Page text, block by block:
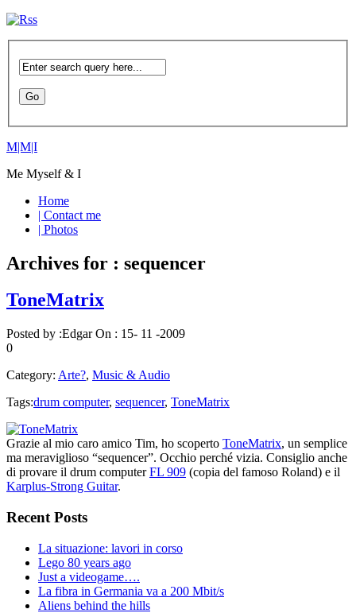
M|M|I
Me Myself & I
Home
| Contact me
| Photos
Archives for : sequencer
ToneMatrix
Posted by :EdgarOn : 15- 11 -2009
0
Category: Arte?, Music & Audio
Tags:drum computer, sequencer, ToneMatrix
Grazie al mio caro amico Tim, ho scoperto ToneMatrix, un semplice
ma meraviglioso “sequencer”. Occhio perché vizia. Consiglio anche
di provare il drum computerFL 909 (copia del famoso Roland) e il
Karplus-Strong Guitar.
Recent Posts
La situazione: lavori in corso
Lego 80 years ago
Just a videogame….
La fibra in Germania va a 200 Mbit/s
Aliens behind the hills